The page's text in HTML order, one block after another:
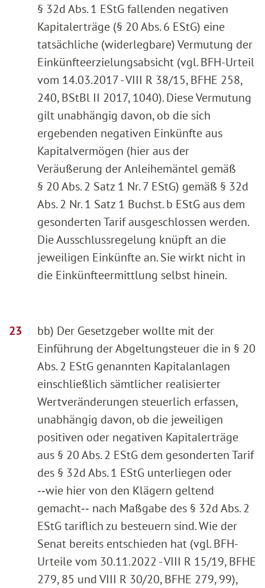
§ 32d Abs. 1 EStG fallenden negativen
Kapitalerträge (§ 20 Abs. 6 EStG) eine
tatsächliche (widerlegbare) Vermutung der
Einkünfteerzielungsabsicht (vgl. BFH-Urteil
vom 14.03.2017 - VIII R 38/15, BFHE 258,
240, BStBl II 2017, 1040). Diese Vermutung
gilt unabhängig davon, ob die sich
ergebenden negativen Einkünfte aus
Kapitalvermögen (hier aus der
Veräußerung der Anleihemäntel gemäß
§ 20 Abs. 2 Satz 1 Nr. 7 EStG) gemäß § 32d
Abs. 2 Nr. 1 Satz 1 Buchst. b EStG aus dem
gesonderten Tarif ausgeschlossen werden.
Die Ausschlussregelung knüpft an die
jeweiligen Einkünfte an. Sie wirkt nicht in
die Einkünfteermittlung selbst hinein.
bb) Der Gesetzgeber wollte mit der
Einführung der Abgeltungsteuer die in § 20
Abs. 2 EStG genannten Kapitalanlagen
einschließlich sämtlicher realisierter
Wertveränderungen steuerlich erfassen,
unabhängig davon, ob die jeweiligen
positiven oder negativen Kapitalerträge
aus § 20 Abs. 2 EStG dem gesonderten Tarif
des § 32d Abs. 1 EStG unterliegen oder
‑‑wie hier von den Klägern geltend
gemacht‑‑ nach Maßgabe des § 32d Abs. 2
EStG tariflich zu besteuern sind. Wie der
Senat bereits entschieden hat (vgl. BFH-
Urteile vom 30.11.2022 - VIII R 15/19, BFHE
279, 85 und VIII R 30/20, BFHE 279, 99),